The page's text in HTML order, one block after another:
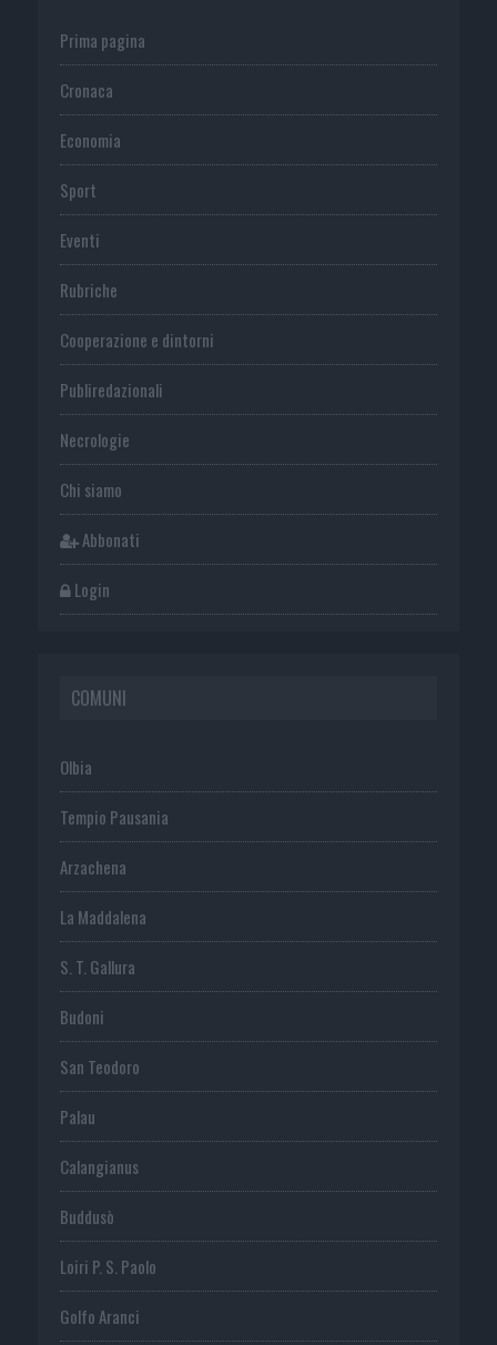
Prima pagina
Cronaca
Economia
Sport
Eventi
Rubriche
Cooperazione e dintorni
Publiredazionali
Necrologie
Chi siamo
Abbonati
Login
COMUNI
Olbia
Tempio Pausania
Arzachena
La Maddalena
S. T. Gallura
Budoni
San Teodoro
Palau
Calangianus
Buddusò
Loiri P. S. Paolo
Golfo Aranci